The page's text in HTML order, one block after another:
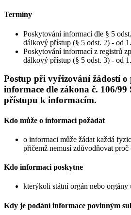
Termíny
Poskytování informací dle § 5
dálkový přístup (§ 5 odst. 2) - od
Poskytování informací z registrů
dálkový přístup (§ 5 odst. 3) - od
Postup při vyřizování žádostí
informace dle zákona č. 106/99
přístupu k informacím.
Kdo může o informaci požádat
o informaci může žádat každá
přičemž nemusí zdůvodňovat proč
Kdo informaci poskytne
kterýkoli státní orgán nebo orgány
Kdy je podání informace povinným